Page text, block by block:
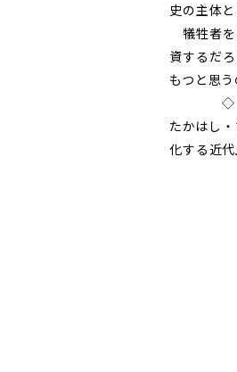
史の主体
犠牲者を
資するだ
もつと思う
◇
たかはし
化する近代